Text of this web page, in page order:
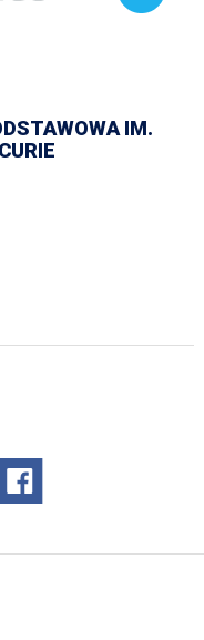
IM.